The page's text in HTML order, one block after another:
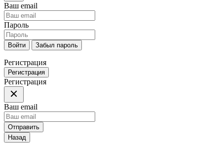
Ваш email
Пароль
Войти Забыл пароль
Регистрация
Регистрация
Регистрация
Ваш email
Отправить
Назад